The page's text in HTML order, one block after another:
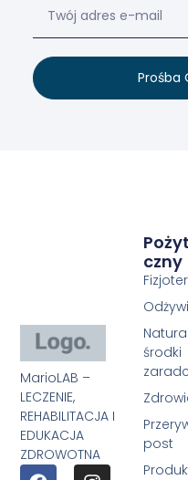
Prośba
MarioLAB –
LECZENIE,
REHABILITACJA I
EDUKACJA
ZDROWOTNA
Czny
środki
post